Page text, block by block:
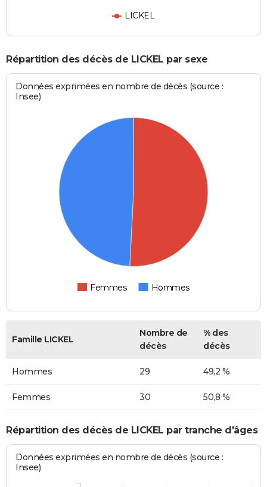
LICKEL
Répartition des décès de LICKEL par sexe
Données exprimées en nombre de décès (source :
Insee)
Femmes Hommes
Famille LICKEL
Nombre de
décès
% des
décès
Hommes 29 49,2 %
Femmes 30 50,8 %
Répartition des décès de LICKEL par tranche d'âges
Données exprimées en nombre de décès (source :
Insee)